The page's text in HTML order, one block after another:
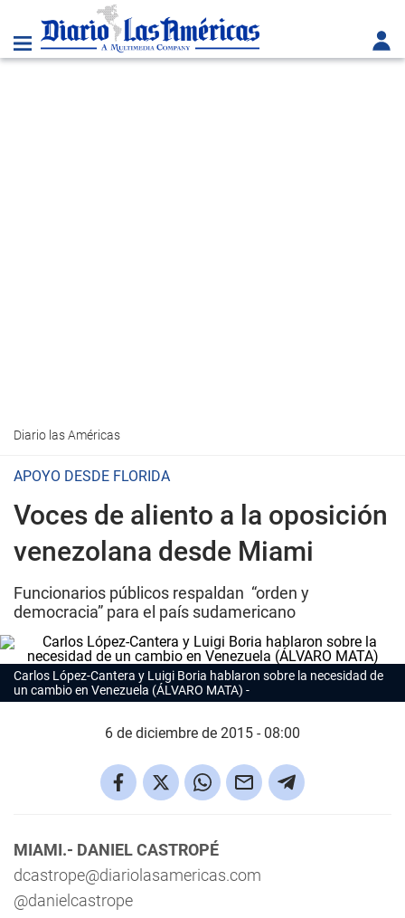
Diario las Américas
APOYO DESDE FLORIDA
Voces de aliento a la oposición
venezolana desde Miami
Funcionarios públicos respaldan “orden y
democracia” para el país sudamericano
Carlos López-Cantera y Luigi Boria hablaron sobre la necesidad de
un cambio en Venezuela (ÁLVARO MATA)
6 de diciembre de 2015 - 08:00
MIAMI.- DANIEL CASTROPÉ
dcastrope@diariolasamericas.com
@danielcastrope